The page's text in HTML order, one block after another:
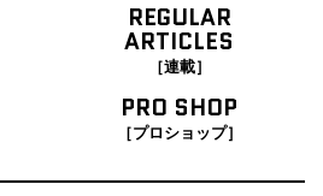
REGULAR
ARTICLES
［連載］
PRO SHOP
［プロショップ］